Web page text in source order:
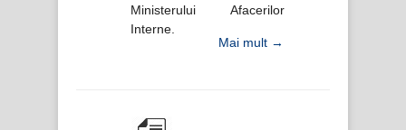
Mai mult →
Ministerului Afacerilor
Interne.